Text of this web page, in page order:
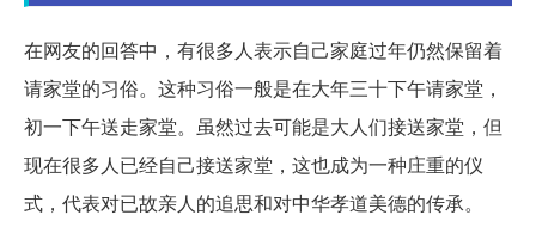
在网友的回答中，有很多人表示自己家庭过年仍然保留着
请家堂的习俗。这种习俗一般是在大年三十下午请家堂，
初一下午送走家堂。虽然过去可能是大人们接送家堂，但
现在很多人已经自己接送家堂，这也成为一种庄重的仪
式，代表对已故亲人的追思和对中华孝道美德的传承。